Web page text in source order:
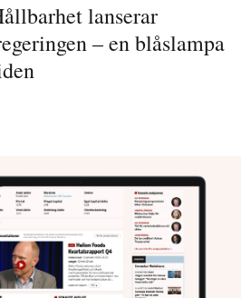
lanserar
– en blåslampa